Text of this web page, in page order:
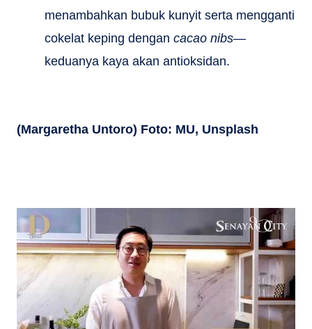
menambahkan bubuk kunyit serta mengganti
cokelat keping dengan cacao nibs—
keduanya kaya akan antioksidan.
(Margaretha Untoro) Foto: MU, Unsplash